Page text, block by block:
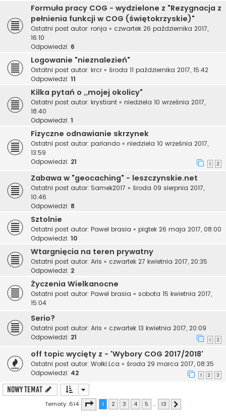
Formuła pracy COG - wydzielone z "Rezygnacja z
pełnienia funkcji w COG (świętokrzyskie)"
Ostatni post autor: ronja « czwartek 26 października 2017,
16:10
Odpowiedzi: 6
Logowanie "nieznalezień"
Ostatni post autor: krcr « środa 11 października 2017, 15:42
Odpowiedzi: 11
Kilka pytań o ,,mojej okolicy"
Ostatni post autor: krystiant « niedziela 10 września 2017,
18:40
Odpowiedzi: 1
Fizyczne odnawianie skrzynek
Ostatni post autor: parlando « niedziela 10 września 2017,
13:59
Odpowiedzi: 21 1 2
Zabawa w "geocaching" - leszczynskie.net
Ostatni post autor: Samek2017 « środa 09 sierpnia 2017,
10:46
Odpowiedzi: 8
Sztolnie
Ostatni post autor: Pawel brasia « piątek 26 maja 2017, 08:00
Odpowiedzi: 10
Wtargnięcia na teren prywatny
Ostatni post autor: Aris « czwartek 27 kwietnia 2017, 20:35
Odpowiedzi: 2
Życzenia Wielkanocne
Ostatni post autor: Pawel brasia « sobota 15 kwietnia 2017,
15:04
Serio?
Ostatni post autor: Aris « czwartek 13 kwietnia 2017, 20:09
Odpowiedzi: 21 1 2
off topic wycięty z - 'Wybory COG 2017/2018'
Ostatni post autor: Wołki.Lca « środa 29 marca 2017, 08:35
Odpowiedzi: 42 1 2 3
NOWY TEMAT
Tematy: 614 Strona1 13
1 2 3 4 5 … 13